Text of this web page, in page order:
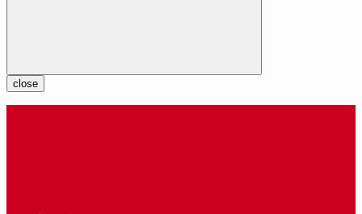
close